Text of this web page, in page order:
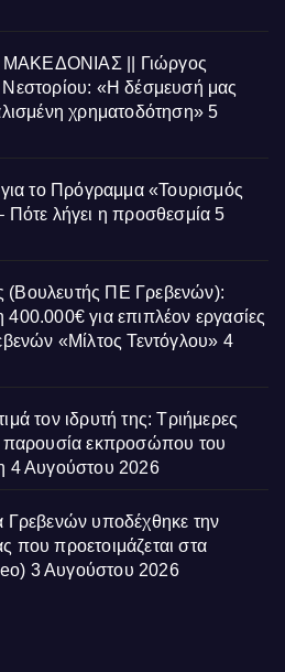
|| Γιώργος
«Η δέσμευσή μας
χρηματοδότηση» 5
το Πρόγραμμα «Τουρισμός
λήγει η προσθεσμία 5
ΠΕ Γρεβενών):
για επιπλέον εργασίες
«Μίλτος Τεντόγλου» 4
τον ιδρυτή της: Τριήμερες
παρουσία εκπροσώπου του
4 Αυγούστου 2026
Γρεβενών υποδέχθηκε την
που προετοιμάζεται στα
3 Αυγούστου 2026